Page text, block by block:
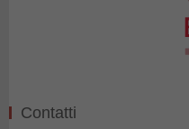
Contatti